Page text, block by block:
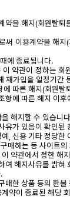
약을 해지(회원탈퇴
써 이용계약을 해
에 종료됩니다.
약관이 정하는
재가입을 일정기간
따른 해지(회원
항에 따른 해지 이
해지할 수 있습니
유가 있음이 확인된
, 신용 기타 정당한
매하는 등 사이트
약관에서 정한 해
여 해지사유를 밝
한 상품 등의 환
약이 종료된 해당